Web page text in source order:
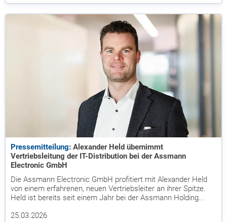
Pressemitteilung: Alexander Held übernimmt
Vertriebsleitung der IT-Distribution bei der Assmann
Electronic GmbH
Die Assmann Electronic GmbH profitiert mit Alexander Held
von einem erfahrenen, neuen Vertriebsleiter an ihrer Spitze.
Held ist bereits seit einem Jahr bei der Assmann Holding...
25.03.2026